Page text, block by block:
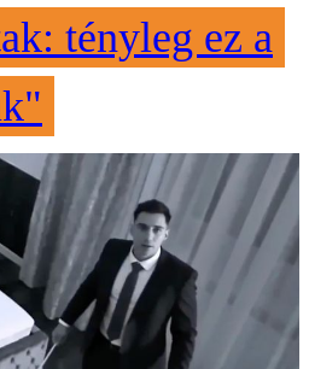
tényleg ez a